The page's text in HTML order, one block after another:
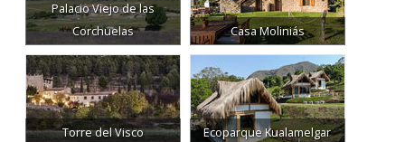
Palacio Viejo de las
Corchuelas
Casa Moliniás
Torre del Visco Ecoparque Kualamelgar